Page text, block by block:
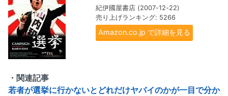
紀伊國屋書店 (2007-12-22)
売り上げランキング: 5266
Amazon.co.jp で詳細を見る
・関連記事
若者が選挙に行かないとどれだけヤバイのかが一目で分か